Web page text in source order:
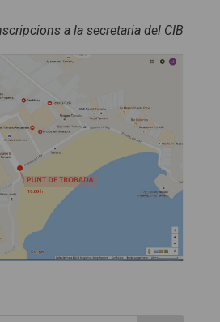
a la secretaria del CIB